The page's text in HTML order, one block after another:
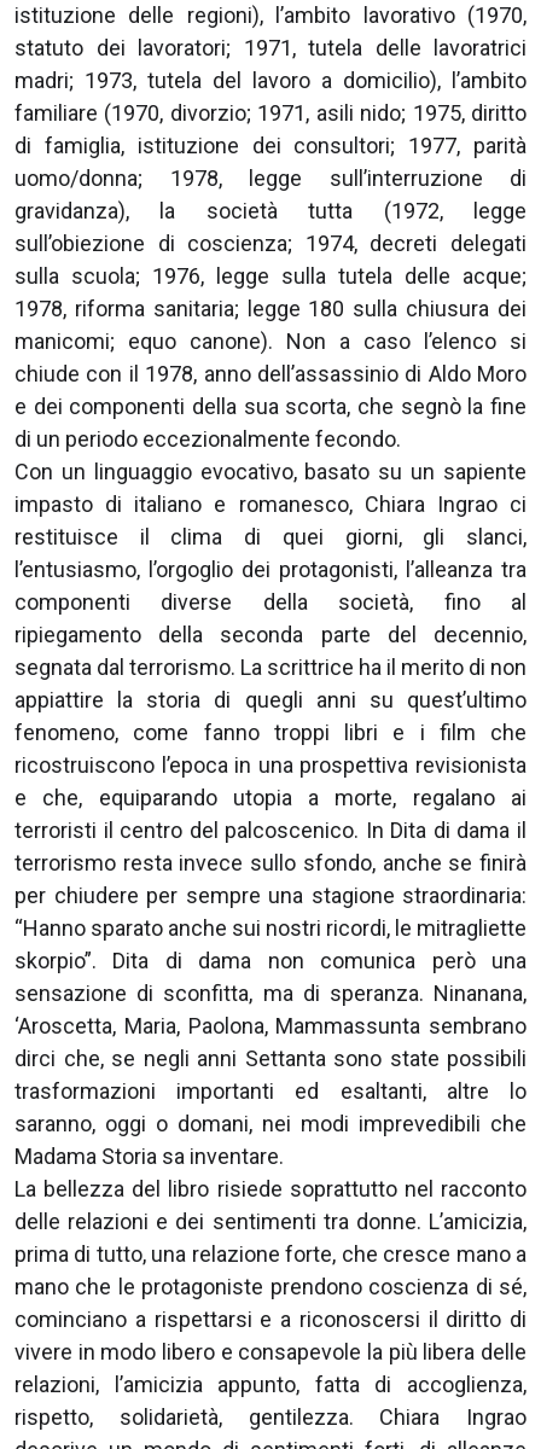
istituzione delle regioni), l’ambito lavorativo (1970,
statuto dei lavoratori; 1971, tutela delle lavoratrici
madri; 1973, tutela del lavoro a domicilio), l’ambito
familiare (1970, divorzio; 1971, asili nido; 1975, diritto
di famiglia, istituzione dei consultori; 1977, parità
uomo/donna; 1978, legge sull’interruzione di
gravidanza), la società tutta (1972, legge
sull’obiezione di coscienza; 1974, decreti delegati
sulla scuola; 1976, legge sulla tutela delle acque;
1978, riforma sanitaria; legge 180 sulla chiusura dei
manicomi; equo canone). Non a caso l’elenco si
chiude con il 1978, anno dell’assassinio di Aldo Moro
e dei componenti della sua scorta, che segnò la fine
di un periodo eccezionalmente fecondo.
Con un linguaggio evocativo, basato su un sapiente
impasto di italiano e romanesco, Chiara Ingrao ci
restituisce il clima di quei giorni, gli slanci,
l’entusiasmo, l’orgoglio dei protagonisti, l’alleanza tra
componenti diverse della società, fino al
ripiegamento della seconda parte del decennio,
segnata dal terrorismo. La scrittrice ha il merito di non
appiattire la storia di quegli anni su quest’ultimo
fenomeno, come fanno troppi libri e i film che
ricostruiscono l’epoca in una prospettiva revisionista
e che, equiparando utopia a morte, regalano ai
terroristi il centro del palcoscenico. In Dita di dama il
terrorismo resta invece sullo sfondo, anche se finirà
per chiudere per sempre una stagione straordinaria:
“Hanno sparato anche sui nostri ricordi, le mitragliette
skorpio”. Dita di dama non comunica però una
sensazione di sconfitta, ma di speranza. Ninanana,
‘Aroscetta, Maria, Paolona, Mammassunta sembrano
dirci che, se negli anni Settanta sono state possibili
trasformazioni importanti ed esaltanti, altre lo
saranno, oggi o domani, nei modi imprevedibili che
Madama Storia sa inventare.
La bellezza del libro risiede soprattutto nel racconto
delle relazioni e dei sentimenti tra donne. L’amicizia,
prima di tutto, una relazione forte, che cresce mano a
mano che le protagoniste prendono coscienza di sé,
cominciano a rispettarsi e a riconoscersi il diritto di
vivere in modo libero e consapevole la più libera delle
relazioni, l’amicizia appunto, fatta di accoglienza,
rispetto, solidarietà, gentilezza. Chiara Ingrao